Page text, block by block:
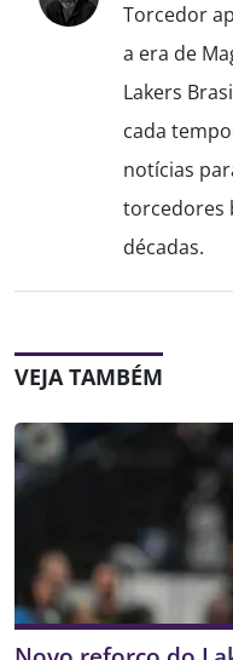
Torcedor
a era de
Lakers
cada
notícias
torcedores
décadas.
VEJA TAMBÉM